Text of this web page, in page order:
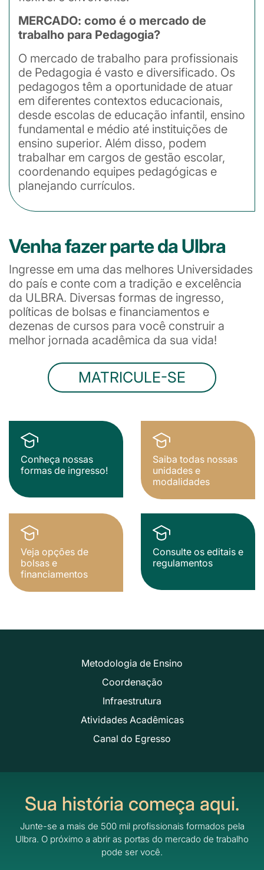
MERCADO: como é o mercado de
trabalho para Pedagogia?
O mercado de trabalho para profissionais
de Pedagogia é vasto e diversificado. Os
pedagogos têm a oportunidade de atuar
em diferentes contextos educacionais,
desde escolas de educação infantil, ensino
fundamental e médio até instituições de
ensino superior. Além disso, podem
trabalhar em cargos de gestão escolar,
coordenando equipes pedagógicas e
planejando currículos.
Venha fazer parte da Ulbra
Ingresse em uma das melhores Universidades
do país e conte com a tradição e excelência
da ULBRA. Diversas formas de ingresso,
políticas de bolsas e financiamentos e
dezenas de cursos para você construir a
melhor jornada acadêmica da sua vida!
MATRICULE-SE
Conheça nossas
formas de ingresso!
Saiba todas nossas
unidades e
modalidades
Veja opções de
bolsas e
financiamentos
Consulte os editais e
regulamentos
Metodologia de Ensino
Coordenação
Infraestrutura
Atividades Acadêmicas
Canal do Egresso
Sua história começa aqui.
Junte-se a mais de 500 mil profissionais formados pela
Ulbra. O próximo a abrir as portas do mercado de trabalho
pode ser você.